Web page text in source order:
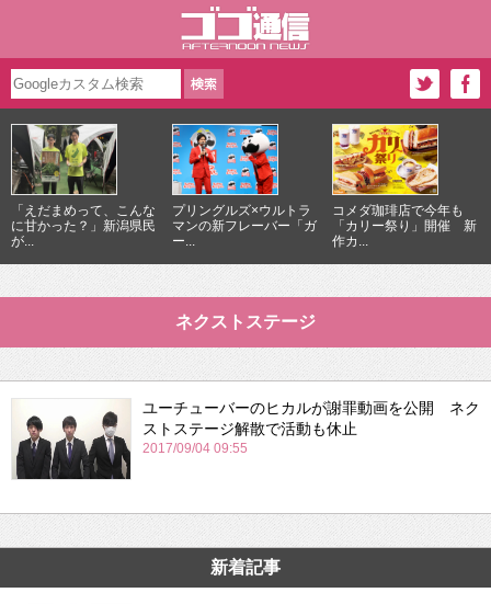
「えだまめって、こんな
に甘かった？」新潟県民
が...
プリングルズ×ウルトラ
マンの新フレーバー「ガ
ー...
コメダ珈琲店で今年も
「カリー祭り」開催 新
作カ...
ネクストステージ
ユーチューバーのヒカルが謝罪動画を公開 ネク
ストステージ解散で活動も休止
2017/09/04 09:55
新着記事